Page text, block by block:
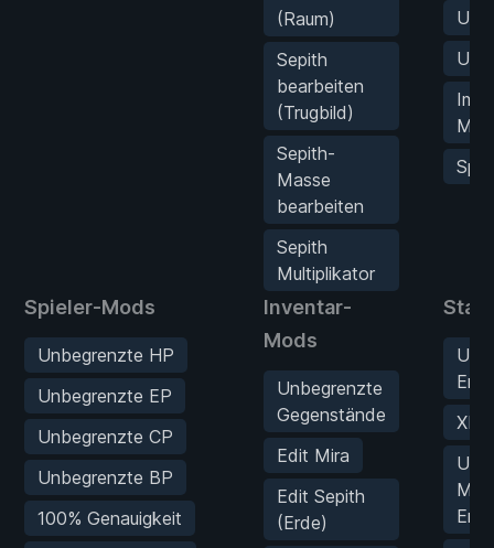
(Raum)
Sepith
bearbeiten
(Trugbild)
Sepith-
Masse
bearbeiten
Sepith
Multiplikator
Spieler-Mods
Unbegrenzte HP
Unbegrenzte EP
Unbegrenzte CP
Unbegrenzte BP
100% Genauigkeit
Inventar-
Mods
Unbegrenzte
Gegenstände
Edit Mira
Edit Sepith
(Erde)
XP